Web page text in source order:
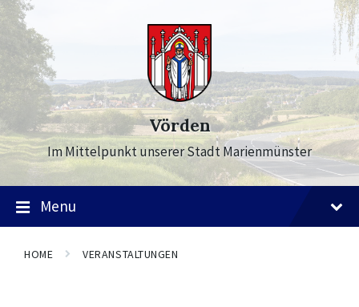
Skip
to
content
Skip
to
main
navigation
Skip
to
footer
Vörden
Im Mittelpunkt unserer Stadt Marienmünster
Menu
HOME VERANSTALTUNGEN